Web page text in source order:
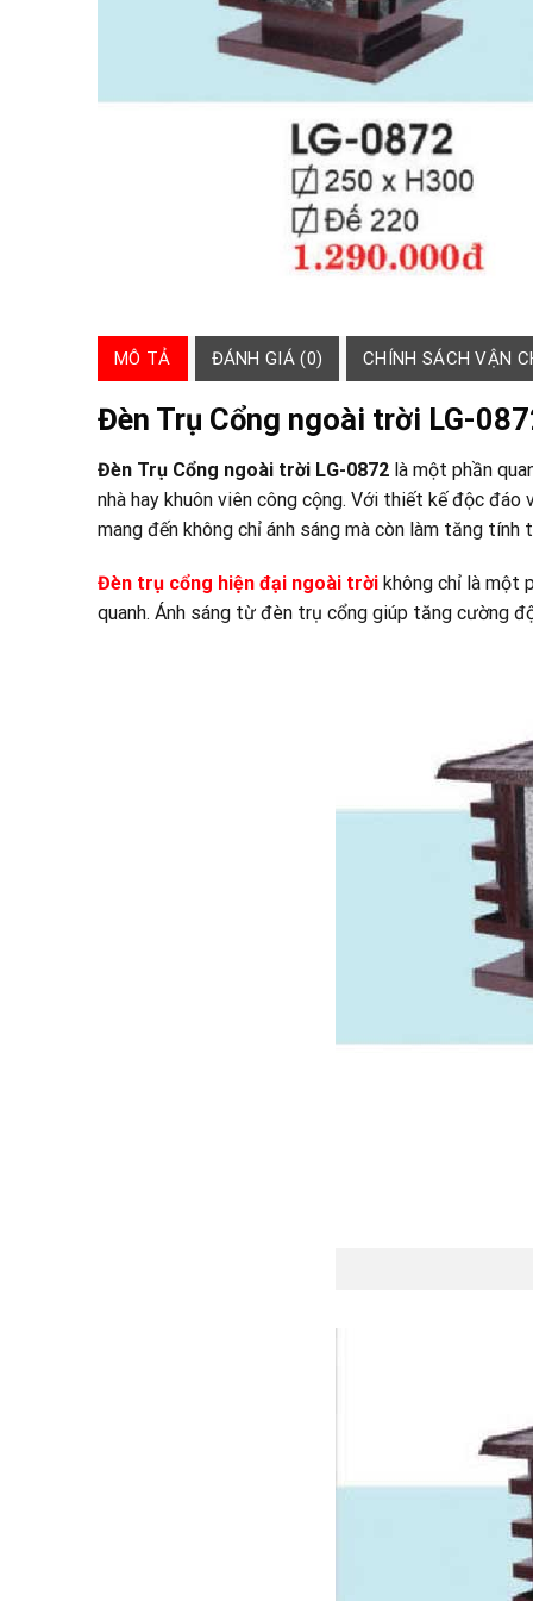
MÔ TẢ ĐÁNH GIÁ (0) CHÍNH SÁCH VẬN
Đèn Trụ Cổng ngoài trời LG-
Đèn Trụ Cổng ngoài trời LG-0872 là một phần
nhà hay khuôn viên công cộng. Với thiết kế độc
mang đến không chỉ ánh sáng mà còn làm tăng
Đèn trụ cổng hiện đại ngoài trời không chỉ là một
quanh. Ánh sáng từ đèn trụ cổng giúp tăng cường